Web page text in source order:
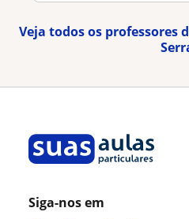
Veja todos os professores
Siga-nos em